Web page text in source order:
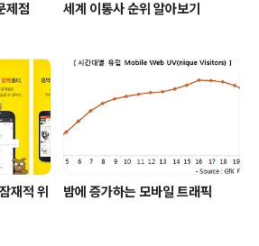
제점 세계 이통사 순위 알아보기
재적 위
밤에 증가하는 모바일 트래픽